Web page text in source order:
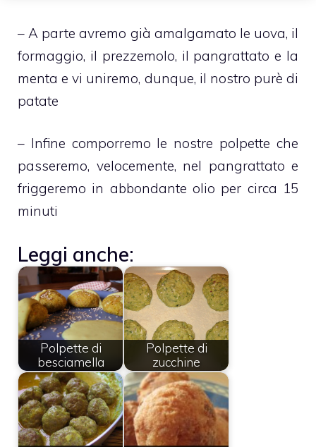
– A parte avremo già amalgamato le uova, il
formaggio, il prezzemolo, il pangrattato e la
menta e vi uniremo, dunque, il nostro purè di
patate
– Infine comporremo le nostre polpette che
passeremo, velocemente, nel pangrattato e
friggeremo in abbondante olio per circa 15
minuti
Leggi anche:
Polpette di
besciamella
Polpette di
zucchine